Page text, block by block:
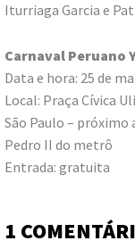
Iturriaga Garcia e
Carnaval Peruano
Data e hora: 25 de
Local: Praça Cívica
São Paulo – próximo
Pedro II do metrô
Entrada: gratuita
1